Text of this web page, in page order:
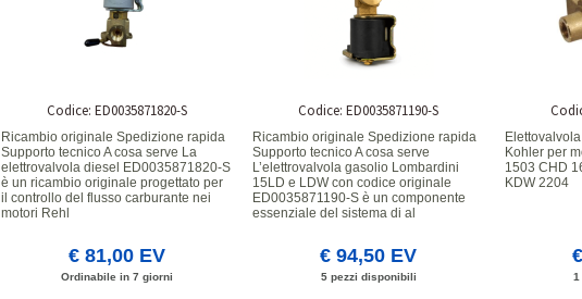
Codice: ED0035871820-S
Ricambio originale Spedizione rapida
Supporto tecnico A cosa serve La
elettrovalvola diesel ED0035871820-S
è un ricambio originale progettato per
il controllo del flusso carburante nei
motori Rehl
€ 81,00 EV
Ordinabile in 7 giorni
Codice: ED0035871190-S
Ricambio originale Spedizione rapida
Supporto tecnico A cosa serve
L’elettrovalvola gasolio Lombardini
15LD e LDW con codice originale
ED0035871190-S è un componente
essenziale del sistema di al
€ 94,50 EV
5 pezzi disponibili
Kohler per
1503 CHD
KDW 2204
1